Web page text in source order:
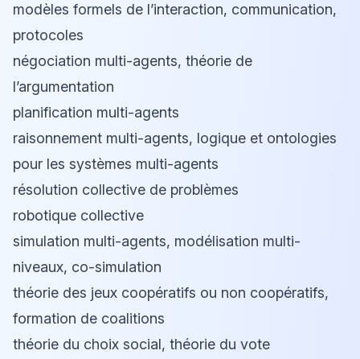
modèles formels de l’interaction, communication,
protocoles
négociation multi-agents, théorie de
l’argumentation
planification multi-agents
raisonnement multi-agents, logique et ontologies
pour les systèmes multi-agents
résolution collective de problèmes
robotique collective
simulation multi-agents, modélisation multi-
niveaux, co-simulation
théorie des jeux coopératifs ou non coopératifs,
formation de coalitions
théorie du choix social, théorie du vote